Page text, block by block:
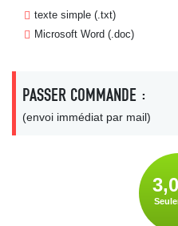
texte simple (.txt)
Microsoft Word (.doc)
PASSER COMMANDE :
(envoi immédiat par mail)